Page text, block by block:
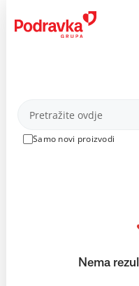
content
Proizvodi
Samo novi proizvodi
Nema